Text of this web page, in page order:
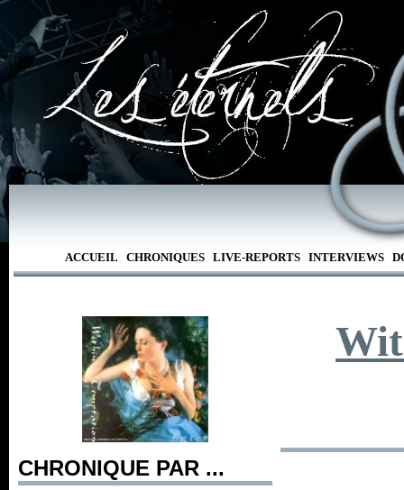
ACCUEIL CHRONIQUES LIVE-REPORTS INTERVIEWS
CHRONIQUE PAR ...